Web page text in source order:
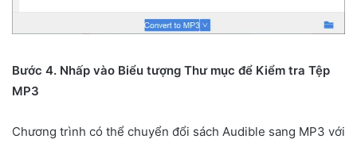
Bước 4. Nhấp vào Biểu tượng Thư mục để Kiểm tra Tệp
MP3
Chương trình có thể chuyển đổi sách Audible sang MP3 với